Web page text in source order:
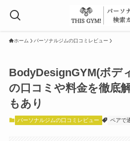
ホーム パーソナルジムの口コミレビュー
BodyDesignGYM(ボデ
の口コミや料金を徹底
もあり
パーソナルジムの口コミレビュー ペアで